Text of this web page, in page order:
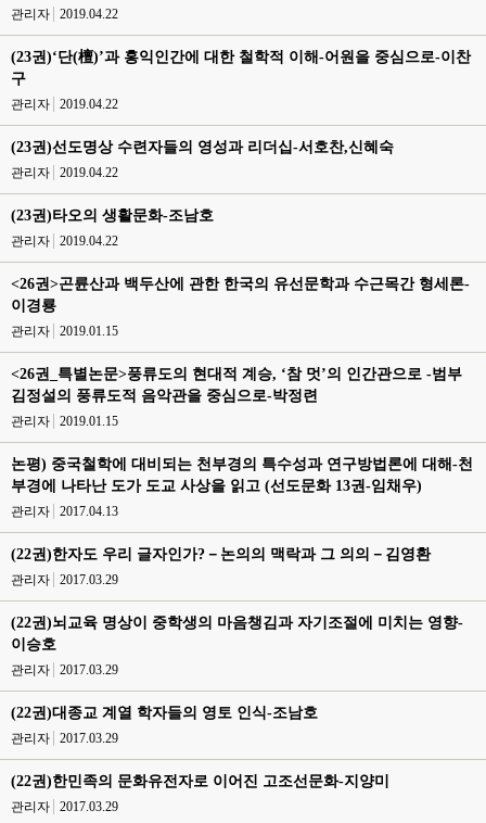
관리자 2019.04.22
(23권)‘단(檀)’과 홍익인간에 대한 철학적 이해-어원을 중심으로-이찬
구
관리자 2019.04.22
(23권)선도명상 수련자들의 영성과 리더십-서호찬,신혜숙
관리자 2019.04.22
(23권)타오의 생활문화-조남호
관리자 2019.04.22
<26권>곤륜산과 백두산에 관한 한국의 유선문학과 수근목간 형세론-
이경룡
관리자 2019.01.15
<26권_특별논문>풍류도의 현대적 계승, ‘참 멋’의 인간관으로 -범부
김정설의 풍류도적 음악관을 중심으로-박정련
관리자 2019.01.15
논평) 중국철학에 대비되는 천부경의 특수성과 연구방법론에 대해-천
부경에 나타난 도가 도교 사상을 읽고 (선도문화 13권-임채우)
관리자 2017.04.13
(22권)한자도 우리 글자인가?－논의의 맥락과 그 의의－김영환
관리자 2017.03.29
(22권)뇌교육 명상이 중학생의 마음챙김과 자기조절에 미치는 영향-
이승호
관리자 2017.03.29
(22권)대종교 계열 학자들의 영토 인식-조남호
관리자 2017.03.29
(22권)한민족의 문화유전자로 이어진 고조선문화-지양미
관리자 2017.03.29